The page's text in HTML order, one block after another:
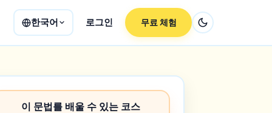
한국어 로그인 무료 체험
이 문법를 배울 수 있는 코스